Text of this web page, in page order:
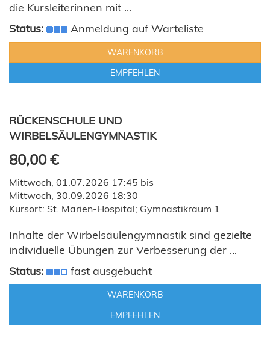
die Kursleiterinnen mit ...
Status:
Anmeldung auf Warteliste
WARENKORB
EMPFEHLEN
RÜCKENSCHULE UND
WIRBELSÄULENGYMNASTIK
80,00 €
Mittwoch, 01.07.2026 17:45 bis
Mittwoch, 30.09.2026 18:30
Kursort: St. Marien-Hospital; Gymnastikraum 1
Inhalte der Wirbelsäulengymnastik sind gezielte
individuelle Übungen zur Verbesserung der ...
Status:
fast ausgebucht
WARENKORB
EMPFEHLEN